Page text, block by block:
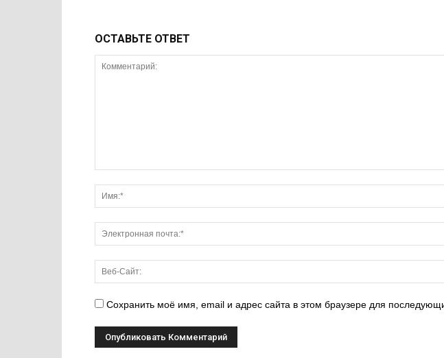
ОСТАВЬТЕ ОТВЕТ
Сохранить моё имя, email и адрес сайта в этом браузере для